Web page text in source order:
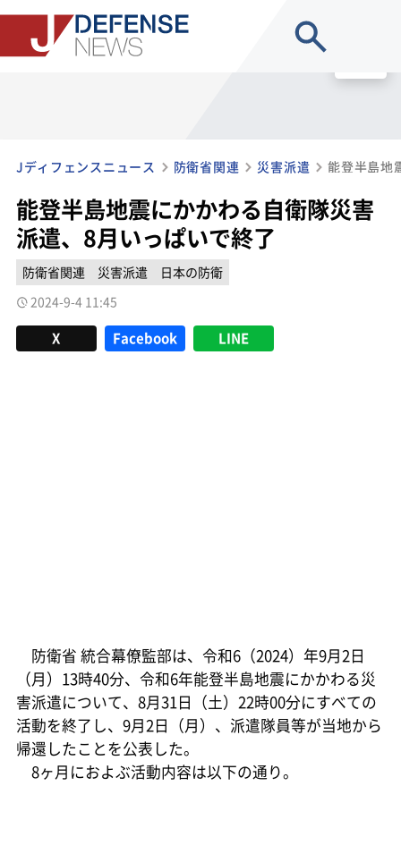
Jディフェンスニュース 防衛省関連 災害派遣
能登半島地震にかかわる自衛隊災害
派遣、8月いっぱいで終了
防衛省関連 災害派遣
日本の防衛
2024-9-4 11:45
X Facebook LINE
防衛省 統合幕僚監部は、令和6（2024）年9月2日
（月）13時40分、令和6年能登半島地震にかかわる災
害派遣について、8月31日（土）22時00分にすべての
活動を終了し、9月2日（月）、派遣隊員等が当地から
帰還したことを公表した。
8ヶ月におよぶ活動内容は以下の通り。